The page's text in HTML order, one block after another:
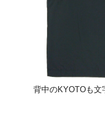
背中のKYOTOも文